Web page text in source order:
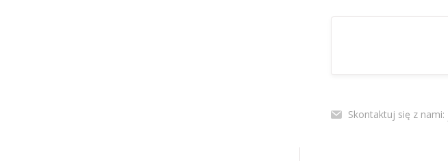
Skontaktuj się z nami: